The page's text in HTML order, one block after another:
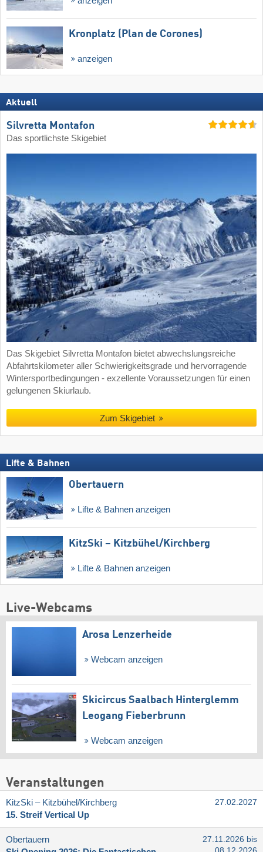
Kronplatz (Plan de Corones)
anzeigen
Aktuell
Silvretta Montafon
Das sportlichste Skigebiet
Das Skigebiet Silvretta Montafon bietet abwechslungsreiche
Abfahrtskilometer aller Schwierigkeitsgrade und hervorragende
Wintersportbedingungen - exzellente Voraussetzungen für einen
gelungenen Skiurlaub.
Zum Skigebiet
Lifte & Bahnen
Obertauern
Lifte & Bahnen anzeigen
KitzSki – Kitzbühel/​Kirchberg
Lifte & Bahnen anzeigen
Live-Webcams
Arosa Lenzerheide
Webcam anzeigen
Skicircus Saalbach Hinterglemm
Leogang Fieberbrunn
Webcam anzeigen
Veranstaltungen
KitzSki – Kitzbühel/​Kirchberg
15. Streif Vertical Up
27.02.2027
Obertauern
27.11.2026 bis